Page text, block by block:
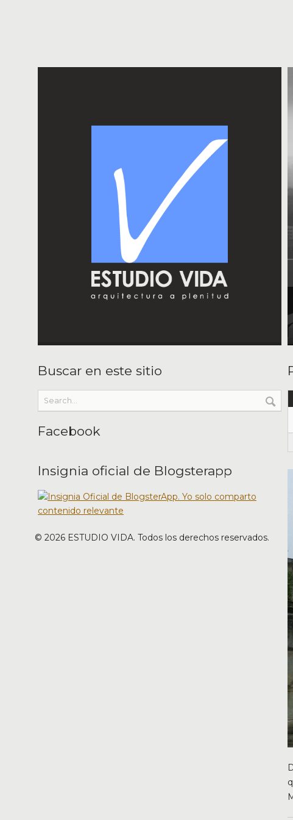
Buscar en este sitio
Facebook
Insignia oficial de Blogsterapp
© 2026 ESTUDIO VIDA. Todos los derechos reservados.